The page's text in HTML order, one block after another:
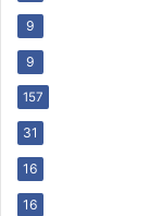
9
9
157
31
16
16